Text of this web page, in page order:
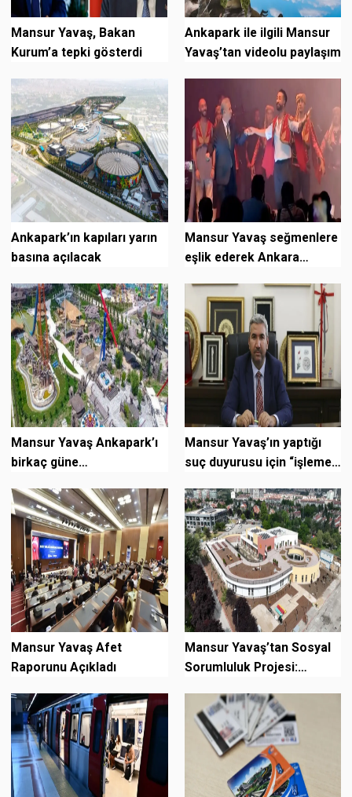
Mansur Yavaş, Bakan
Kurum’a tepki gösterdi
Ankapark ile ilgili Mansur
Yavaş’tan videolu paylaşım
Ankapark’ın kapıları yarın
basına açılacak
Mansur Yavaş seğmenlere
eşlik ederek Ankara
Mansur Yavaş Ankapark’ı
birkaç güne
Mansur Yavaş’ın yaptığı
suç duyurusu için “işleme
Mansur Yavaş Afet
Raporunu Açıkladı
Mansur Yavaş’tan Sosyal
Sorumluluk Projesi: